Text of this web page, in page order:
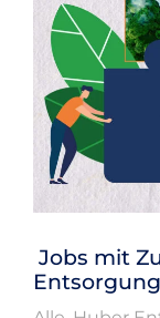
Jobs mit